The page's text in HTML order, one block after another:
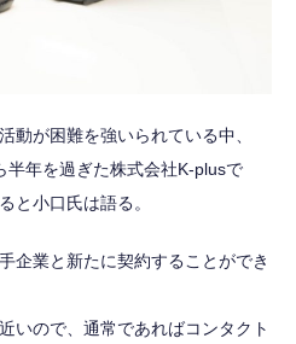
動が困難を強いられている中、
半年を過ぎた株式会社K-plusで
と小口氏は語る。
企業と新たに契約することができ
いので、通常であればコンタクト